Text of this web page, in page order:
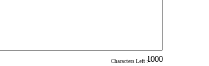
: Characters Left